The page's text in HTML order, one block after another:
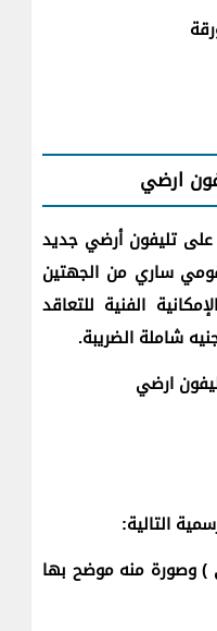
ارضي
تليفون أرضي جديد
ساري من الجهتين
الفنية للتعاقد
ارضي
التالية:
وصورة منه موضح بها